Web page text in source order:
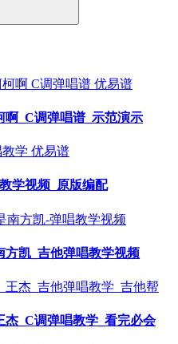
啊_C调弹唱谱_示范演示
学视频_原版编配
方凯_吉他弹唱教学视频
_C调弹唱教学_看完必会